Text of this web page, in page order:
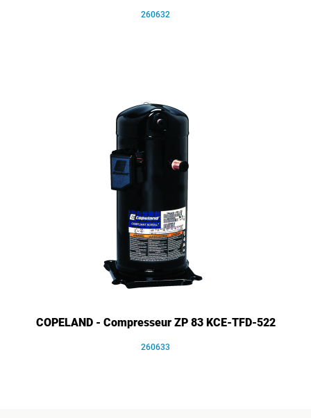
260632
COPELAND - Compresseur ZP 83 KCE-TFD-522
260633